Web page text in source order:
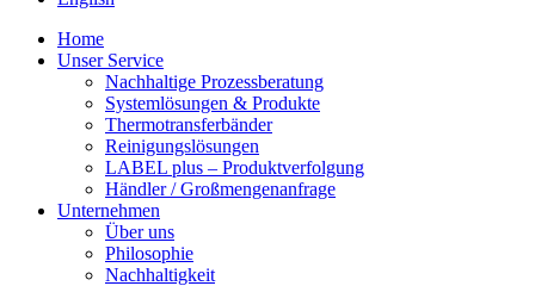
Home
Unser Service
Nachhaltige Prozessberatung
Systemlösungen & Produkte
Thermotransferbänder
Reinigungslösungen
LABEL plus – Produktverfolgung
Händler / Großmengenanfrage
Unternehmen
Über uns
Philosophie
Nachhaltigkeit